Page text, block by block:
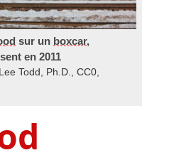
sur un boxcar,
en 2011
Todd, Ph.D., CC0,